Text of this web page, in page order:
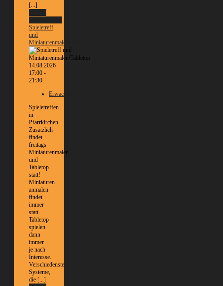
[...]
Spieletreff
und
Miniaturenmalen/Tabletop
14.08.2026
17:00 -
21:30
Erwachsene
Spieletreffen
in
Pfarrkirchen.
Zusätzlich
findet
freitags
Miniaturenmalen
und
Tabletop
statt!
Miniaturen
anmalen
findet
immer
statt.
Tabletop
spielen
dann
immer
je nach
Interesse.
Verschiedenste
Systeme,
die [...]